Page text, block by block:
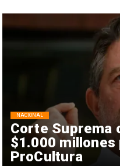
Corte Suprema
$1.000 millones
ProCultura
NACIONAL